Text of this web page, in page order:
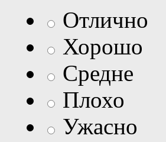
Отлично
Хорошо
Средне
Плохо
Ужасно